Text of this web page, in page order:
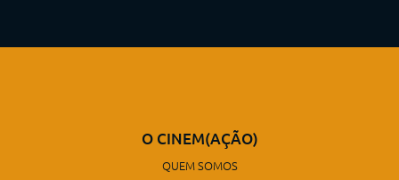
O CINEM(AÇÃO)
QUEM SOMOS